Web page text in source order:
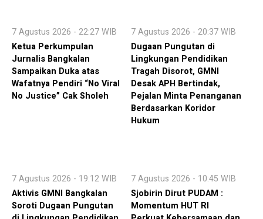
7 Agustus 2026 - 22:27 WIB
Ketua Perkumpulan
Jurnalis Bangkalan
Sampaikan Duka atas
Wafatnya Pendiri “No Viral
No Justice” Cak Sholeh
7 Agustus 2026 - 20:37 WIB
Dugaan Pungutan di
Lingkungan Pendidikan
Tragah Disorot, GMNI
Desak APH Bertindak,
Pejalan Minta Penanganan
Berdasarkan Koridor
Hukum
7 Agustus 2026 - 19:12 WIB
Aktivis GMNI Bangkalan
Soroti Dugaan Pungutan
7 Agustus 2026 - 10:45 WIB
Sjobirin Dirut PUDAM :
Momentum HUT RI